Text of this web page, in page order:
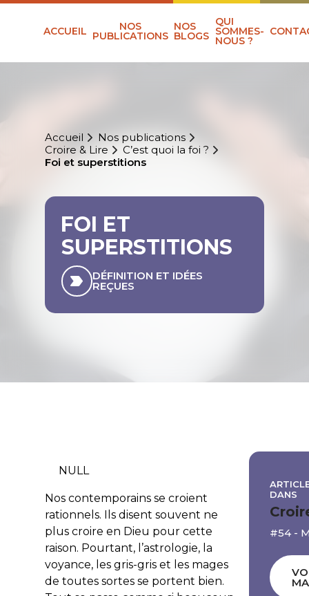
ACCUEIL NOS
PUBLICATIONS
NOS
BLOGS
QUI
SOMMES-
NOUS ?
Accueil
Nos publications
Croire & Lire
C’est quoi la foi ?
Foi et superstitions
FOI ET
SUPERSTITIONS
DÉFINITION ET IDÉES
REÇUES
NULL
Nos contemporains se croient
rationnels. Ils disent souvent ne
plus croire en Dieu pour cette
raison. Pourtant, l’astrologie, la
voyance, les gris-gris et les mages
de toutes sortes se portent bien.
DANS
#54 -